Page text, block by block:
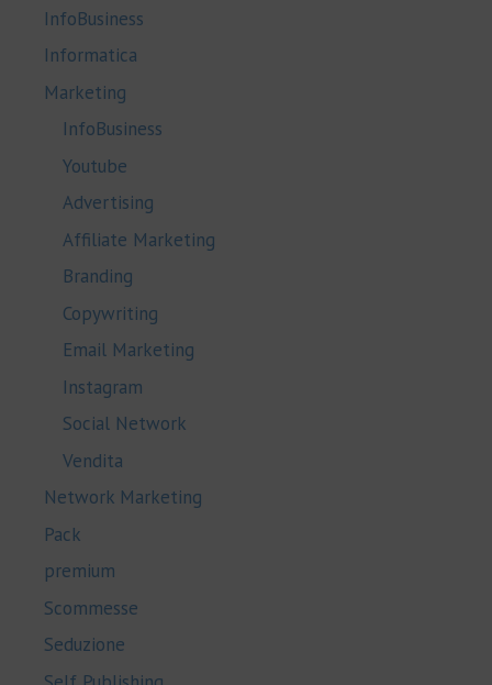
InfoBusiness
Informatica
Marketing
InfoBusiness
Youtube
Advertising
Affiliate Marketing
Branding
Copywriting
Email Marketing
Instagram
Social Network
Vendita
Network Marketing
Pack
premium
Scommesse
Seduzione